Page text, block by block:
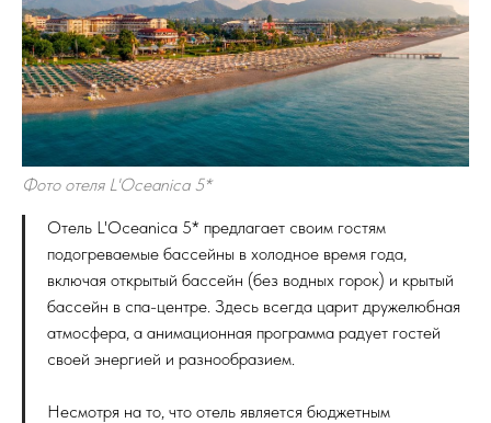
Фото отеля L'Oceanica 5*
Отель L'Oceanica 5* предлагает своим гостям
подогреваемые бассейны в холодное время года,
включая открытый бассейн (без водных горок) и крытый
бассейн в спа-центре. Здесь всегда царит дружелюбная
атмосфера, а анимационная программа радует гостей
своей энергией и разнообразием.
Несмотря на то, что отель является бюджетным